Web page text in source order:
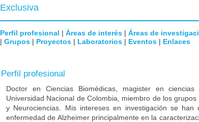
Exclusiva
Perfil profesional | Áreas de interés | Áreas de
| Grupos | Proyectos | Laboratorios | Eventos | Enlaces
Perfil profesional
Doctor en Ciencias Biomédicas, magister en
Universidad Nacional de Colombia, miembro de los
y Neurociencias. Mis intereses en investigación se
enfermedad de Alzheimer principalmente en la